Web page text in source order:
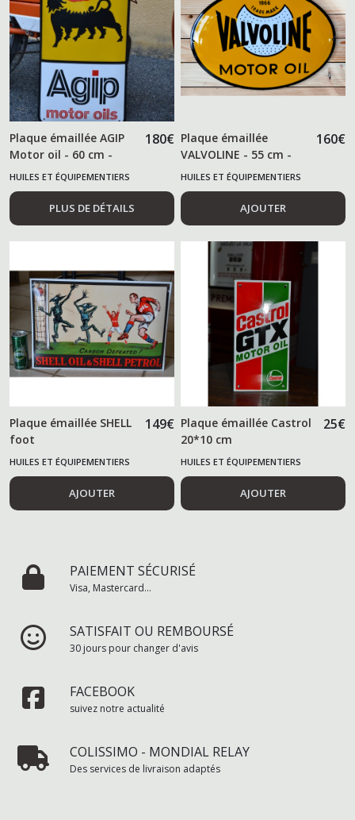
Plaque émaillée AGIP
Motor oil - 60 cm -
180€
HUILES ET ÉQUIPEMENTIERS
AUTOMOBILES
PLUS DE DÉTAILS
Plaque émaillée
VALVOLINE - 55 cm -
160€
HUILES ET ÉQUIPEMENTIERS
AUTOMOBILES
AJOUTER
Plaque émaillée SHELL
foot
149€
HUILES ET ÉQUIPEMENTIERS
AUTOMOBILES
AJOUTER
Plaque émaillée Castrol
20*10 cm
25€
HUILES ET ÉQUIPEMENTIERS
AUTOMOBILES
AJOUTER
PAIEMENT SÉCURISÉ
Visa, Mastercard...
SATISFAIT OU REMBOURSÉ
30 jours pour changer d'avis
FACEBOOK
suivez notre actualité
COLISSIMO - MONDIAL RELAY
Des services de livraison adaptés